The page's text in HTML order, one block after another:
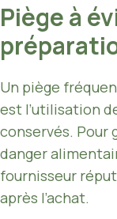
Piège à
Un piège
est l’utilisation
conservés. Pour
danger
fournisseur
après l’achat.